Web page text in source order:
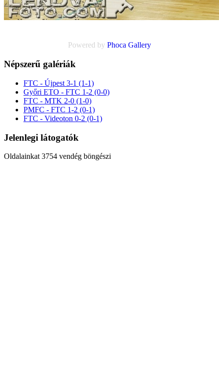
Powered by Phoca Gallery
Népszerű galériák
FTC - Újpest 3-1 (1-1)
Győri ETO - FTC 1-2 (0-0)
FTC - MTK 2-0 (1-0)
PMFC - FTC 1-2 (0-1)
FTC - Videoton 0-2 (0-1)
Jelenlegi látogatók
Oldalainkat 3754 vendég böngészi